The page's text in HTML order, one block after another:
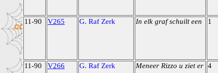
11-90 V265 G. Raf Zerk In elk graf schuilt een 1
11-90 V266 G. Raf Zerk Meneer Rizzo u ziet er 4